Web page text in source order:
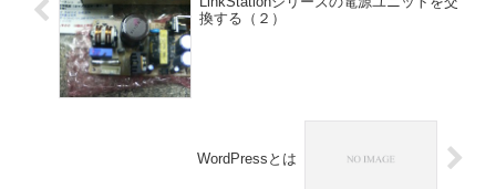
換する（２）
WordPressとは